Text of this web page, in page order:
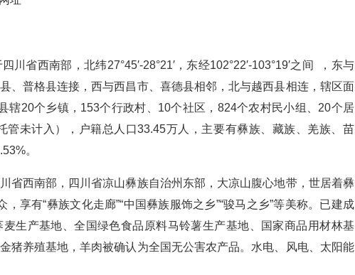
省西南部，北纬27°45′-28°21′，东经102°22′-103°19′之间 ，东与
、普格县连接，西与西昌市、喜德县相邻，北与越西县相连，辖区面
辖20个乡镇，153个行政村、10个社区，824个农村民小组、20个居
管未计入），户籍总人口33.45万人，主要有彝族、藏族、羌族、苗
。
省西南部，四川省凉山彝族自治州东部，大凉山腹心地带，世居着彝
，享有“彝族文化走廊”“中国彝族服饰之乡”“骏马之乡”等美称。已建成
生产基地、全国绿色食品原料马铃薯生产基地、国家商品用材林基
猪养殖基地，羊肉被确认为全国无公害农产品。水电、风电、太阳能